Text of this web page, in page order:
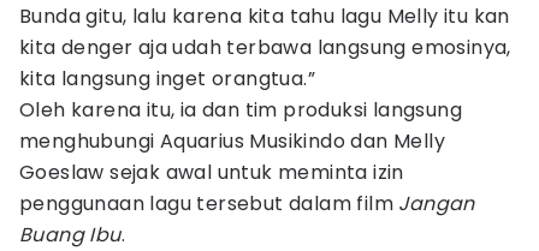
Bunda gitu, lalu karena kita tahu lagu Melly itu kan
kita denger aja udah terbawa langsung emosinya,
kita langsung inget orangtua.”
Oleh karena itu, ia dan tim produksi langsung
menghubungi Aquarius Musikindo dan Melly
Goeslaw sejak awal untuk meminta izin
penggunaan lagu tersebut dalam film Jangan
Buang Ibu.